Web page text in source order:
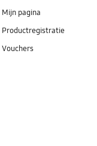
Mijn pagina
Productregistratie
Vouchers